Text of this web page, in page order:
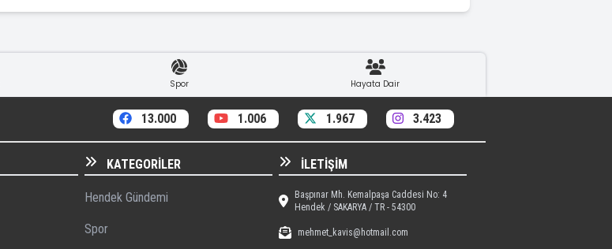
Spor Hayata Dair
13.000 1.006 1.967 3.423
KATEGORILER
Hendek Gündemi
Spor
İLETIŞIM
Başpınar Mh. Kemalpaşa Caddesi No: 4
Hendek / SAKARYA / TR - 54300
mehmet_kavis@hotmail.com